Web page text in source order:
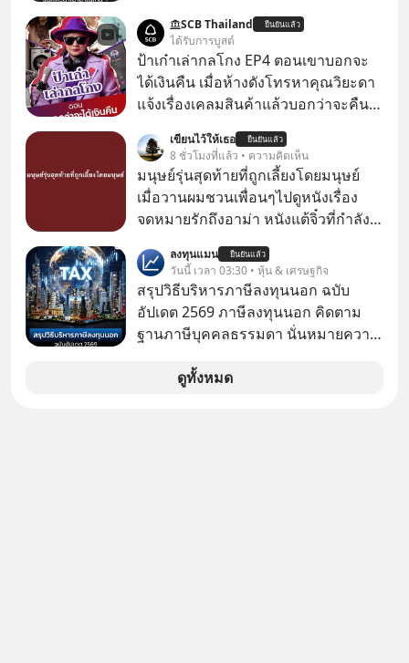
แรกในประเทศไทย ที่ Central Park
SCB Thailand ยืนยันแล้ว
ได้รับการบูสต์
ป้าเก๋าเล่ากลโกง EP4 ตอนเขาบอกจะ
ได้เงินคืน เมื่อห้างดังโทรหาคุณวิยะดา
แจ้งเรื่องเคลมสินค้าแล้วบอกว่าจะคืน
เรื่องจ้อจี้ หาคำตอบได้ที่ “ป้าเก๋าเล่ากล
โกง” EP4 ตอน “เขาบอกว่าจะได้เงิน
คืน” #ป้าเก๋าเล่ากลโกง #แก้เกมกลโกง
#อยู่อย่างยั่งยืน #Cybersecurity #เตือน
เขียนไว้ให้เธอ ยืนยันแล้ว
8 ชั่วโมงที่แล้ว • ความคิดเห็น
มนุษย์รุ่นสุดท้ายที่ถูกเลี้ยงโดยมนุษย์
เมื่อวานผมชวนเพื่อนๆไปดูหนังเรื่อง
จดหมายรักถึงอาม่า หนังแต้จิ๋วที่กำลัง
ป๊าผมเห็นโปสเตอร์หนังเรื่องนี้หลาย
เดือนก่อนและอยากดูมาก ด้วยเพราะว่า
อากงก็มาจากเมืองจีน ป๊าก็พูดแต้จิ๋วได้
มีเรื่องราวมีความผูกพันที่ได้ยินตั้งแต่
เด็ก
ลงทุนแมน ยืนยันแล้ว
วันนี้ เวลา 03:30 • หุ้น & เศรษฐกิจ
สรุปวิธีบริหารภาษีลงทุนนอก ฉบับ
อัปเดต 2569 ภาษีลงทุนนอก คิดตาม
ฐานภาษีบุคคลธรรมดา นั่นหมายความ
ดูทั้งหมด